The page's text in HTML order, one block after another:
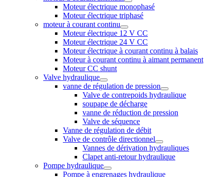
Moteur électrique monophasé
Moteur électrique triphasé
moteur à courant continu
Moteur électrique 12 V CC
Moteur électrique 24 V CC
Moteur électrique à courant continu à balais
Moteur à courant continu à aimant permanent
Moteur CC shunt
Valve hydraulique
vanne de régulation de pression
Valve de contrepoids hydraulique
soupape de décharge
vanne de réduction de pression
Valve de séquence
Vanne de régulation de débit
Valve de contrôle directionnel
Vannes de dérivation hydrauliques
Clapet anti-retour hydraulique
Pompe hydraulique
Pompe à engrenages hydraulique